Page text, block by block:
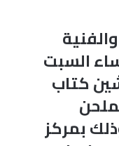
السبت
كتاب
بمركز